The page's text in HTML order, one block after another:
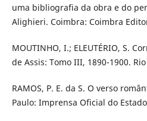
uma bibliografia da obra e do
Alighieri. Coimbra: Coimbra
MOUTINHO, I.; ELEUTÉRIO, S.
de Assis: Tomo III, 1890-1900.
RAMOS, P. E. da S. O verso
Paulo: Imprensa Oficial do